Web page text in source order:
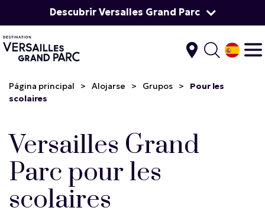
Descubrir Versalles Grand Parc
Página principal > Alojarse > Grupos >
Pour les
scolaires
Versailles Grand
Parc pour les
scolaires